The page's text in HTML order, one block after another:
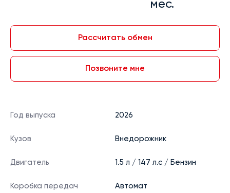
мес.
Рассчитать обмен
Позвоните мне
Год выпуска 2026
Кузов Внедорожник
Двигатель 1.5 л / 147 л.с / Бензин
Коробка передач Автомат